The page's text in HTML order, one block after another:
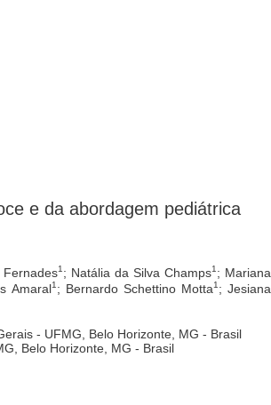
e da abordagem pediátrica
1 ; Natália da Silva Champs1 ; Mariana
Amaral1 ; Bernardo Schettino Motta1 ; Jesiana
- UFMG, Belo Horizonte, MG - Brasil
Belo Horizonte, MG - Brasil